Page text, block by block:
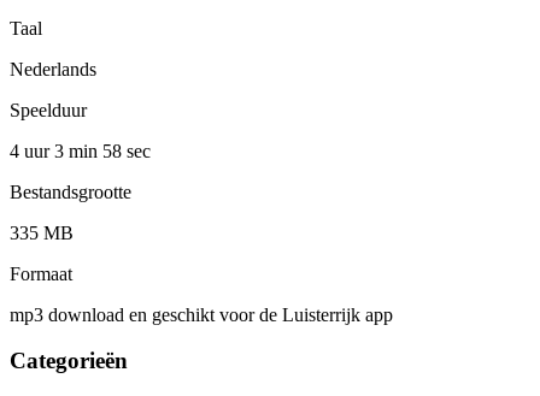
Taal
Nederlands
Speelduur
4 uur 3 min 58 sec
Bestandsgrootte
335 MB
Formaat
mp3 download en geschikt voor de Luisterrijk app
Categorieën